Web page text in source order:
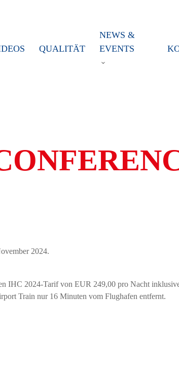
QUALITÄT
NEWS &
EVENTS
2024.
IHC 2024-Tarif von EUR 249,00 pro Nacht
Train nur 16 Minuten vom Flughafen entfernt.